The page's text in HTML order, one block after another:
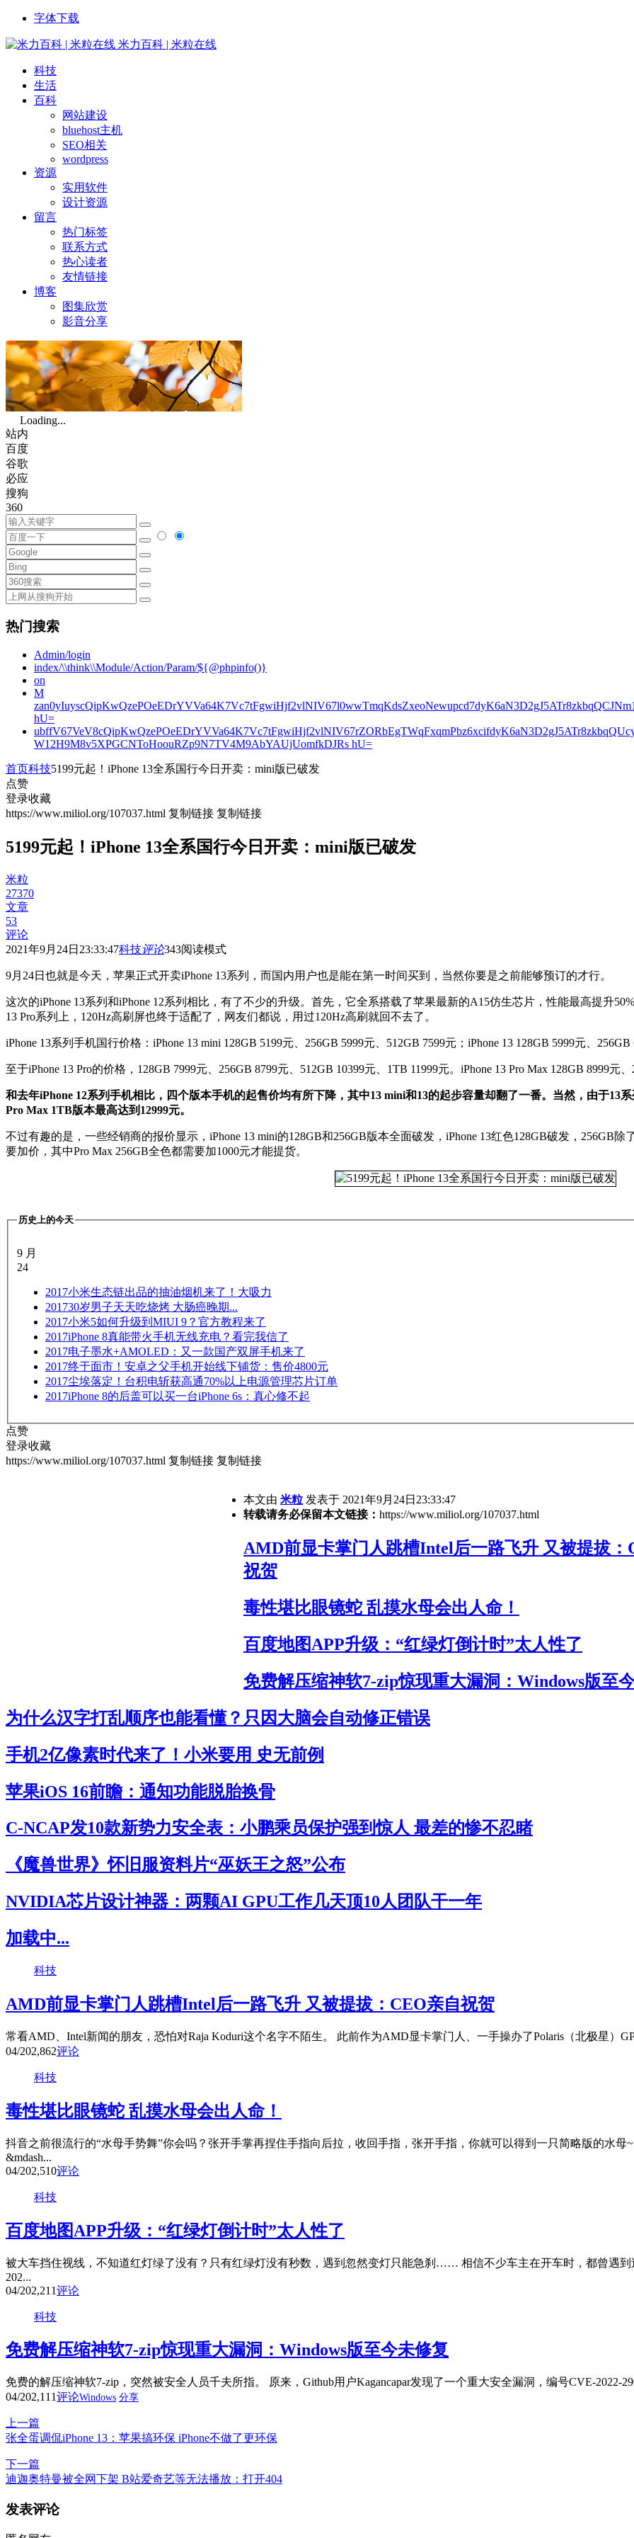
字体下载
米力百科 | 米粒在线
科技
生活
百科
网站建设
bluehost主机
SEO相关
wordpress
资源
实用软件
设计资源
留言
热门标签
联系方式
热心读者
友情链接
博客
图集欣赏
影音分享
Loading...
站内
百度
谷歌
必应
搜狗
360
热门搜索
Admin/login
index/\\think\\Module/Action/Param/${@phpinfo()}
on
M
hU=
W12H9M8v5XPGCNToHoouRZp9N7TV4M9AbYAUjUomfkDJRs hU=
首页科技5199元起！iPhone 13全系国行今日开卖：mini版已破发
点赞
登录收藏
https://www.miliol.org/107037.html 复制链接 复制链接
5199元起！iPhone 13全系国行今日开卖：mini版已破发
米粒
27370
文章
53
评论
2021年9月24日23:33:47科技评论343阅读模式
9月24日也就是今天，苹果正式开卖iPhone 13系列，而国内用户也是能在第一时间买到，当然你要是之前能够预订的才行。
这次的iPhone 13系列和iPhone 12系列相比，有了不少的升级。首先，它全系搭载了苹果最新的A15仿生芯片，性能最高提升
13 Pro系列上，120Hz高刷屏也终于适配了，网友们都说，用过120Hz高刷就回不去了。
iPhone 13系列手机国行价格：iPhone 13 mini 128GB 5199元、256GB 5999元、512GB 7599元；iPhone 13 128GB 5999元、
至于iPhone 13 Pro的价格，128GB 7999元、256GB 8799元、512GB 10399元、1TB 11999元。iPhone 13 Pro Max 128GB 8999元
和去年iPhone 12系列手机相比，四个版本手机的起售价均有所下降，其中13 mini和13的起步容量却翻了一番。当然，由于13
Pro Max 1TB版本最高达到12999元。
不过有趣的是，一些经销商的报价显示，iPhone 13 mini的128GB和256GB版本全面破发，iPhone 13红色128GB破发，256GB
要加价，其中Pro Max 256GB全色都需要加1000元才能提货。
历史上的今天
9 月
24
2017小米生态链出品的抽油烟机来了！大吸力
201730岁男子天天吃烧烤 大肠癌晚期...
2017小米5如何升级到MIUI 9？官方教程来了
2017iPhone 8真能带火手机无线充电？看完我信了
2017电子墨水+AMOLED：又一款国产双屏手机来了
2017终于面市！安卓之父手机开始线下铺货：售价4800元
2017尘埃落定！台积电斩获高通70%以上电源管理芯片订单
2017iPhone 8的后盖可以买一台iPhone 6s：真心修不起
点赞
登录收藏
https://www.miliol.org/107037.html 复制链接 复制链接
本文由 米粒 发表于 2021年9月24日23:33:47
转载请务必保留本文链接： https://www.miliol.org/107037.html
AMD前显卡掌门人跳槽Intel后一路飞升 又被提拔：
祝贺
毒性堪比眼镜蛇 乱摸水母会出人命！
百度地图APP升级：“红绿灯倒计时”太人性了
免费解压缩神软7-zip惊现重大漏洞：Windows版至
为什么汉字打乱顺序也能看懂？只因大脑会自动修正错误
手机2亿像素时代来了！小米要用 史无前例
苹果iOS 16前瞻：通知功能脱胎换骨
C-NCAP发10款新势力安全表：小鹏乘员保护强到惊人 最差的惨不忍睹
《魔兽世界》怀旧服资料片“巫妖王之怒”公布
NVIDIA芯片设计神器：两颗AI GPU工作几天顶10人团队干一年
加载中...
科技
AMD前显卡掌门人跳槽Intel后一路飞升 又被提拔：CEO亲自祝贺
常看AMD、Intel新闻的朋友，恐怕对Raja Koduri这个名字不陌生。 此前作为AMD显卡掌门人、一手操办了Polaris（北极星）
04/202,862评论
科技
毒性堪比眼镜蛇 乱摸水母会出人命！
抖音之前很流行的“水母手势舞”你会吗？张开手掌再捏住手指向后拉，收回手指，张开手指，你就可以得到一只简略版的水
&mdash...
04/202,510评论
科技
百度地图APP升级：“红绿灯倒计时”太人性了
被大车挡住视线，不知道红灯绿了没有？只有红绿灯没有秒数，遇到忽然变灯只能急刹…… 相信不少车主在开车时，都曾遇
202...
04/202,211评论
科技
免费解压缩神软7-zip惊现重大漏洞：Windows版至今未修复
免费的解压缩神软7-zip，突然被安全人员千夫所指。 原来，Github用户Kagancapar发现了一个重大安全漏洞，编号CVE-2022-
04/202,111评论Windows 分享
上一篇
张全蛋调侃iPhone 13：苹果搞环保 iPhone不做了更环保
下一篇
迪迦奥特曼被全网下架 B站爱奇艺等无法播放：打开404
发表评论